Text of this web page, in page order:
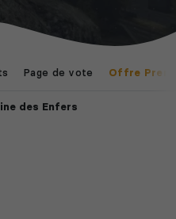
Page de vote Offre
des Enfers